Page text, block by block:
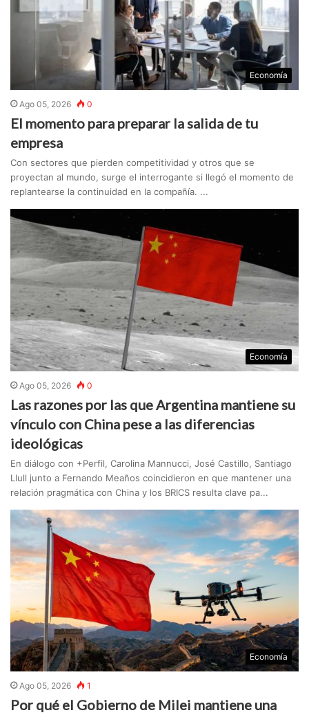
Economía
Ago 05, 2026 0
El momento para preparar la salida de tu
empresa
Con sectores que pierden competitividad y otros que se
proyectan al mundo, surge el interrogante si llegó el momento de
replantearse la continuidad en la compañía. ...
Economía
Ago 05, 2026 0
Las razones por las que Argentina mantiene su
vínculo con China pese a las diferencias
ideológicas
En diálogo con +Perfil, Carolina Mannucci, José Castillo, Santiago
Llull junto a Fernando Meaños coincidieron en que mantener una
relación pragmática con China y los BRICS resulta clave pa...
Economía
Ago 05, 2026 1
Por qué el Gobierno de Milei mantiene una